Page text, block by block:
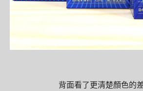
背面看了更清楚顏色的